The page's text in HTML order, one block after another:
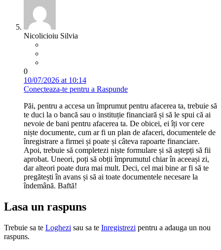
Nicolicioiu Silvia
0
10/07/2026 at 10:14
Conecteaza-te pentru a Raspunde
Păi, pentru a accesa un împrumut pentru afacerea ta, trebuie să
te duci la o bancă sau o instituție financiară și să le spui că ai
nevoie de bani pentru afacerea ta. De obicei, ei îți vor cere
niște documente, cum ar fi un plan de afaceri, documentele de
înregistrare a firmei și poate și câteva rapoarte financiare.
Apoi, trebuie să completezi niște formulare și să aștepți să fii
aprobat. Uneori, poți să obții împrumutul chiar în aceeași zi,
dar alteori poate dura mai mult. Deci, cel mai bine ar fi să te
pregătești în avans și să ai toate documentele necesare la
îndemână. Baftă!
Lasa un raspuns
Trebuie sa te Loghezi sau sa te Inregistrezi pentru a adauga un nou
raspuns.